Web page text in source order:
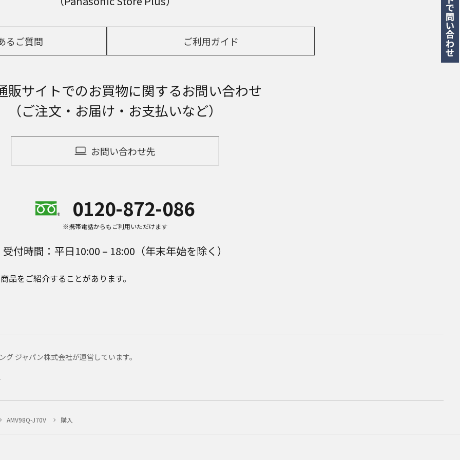
るご質問 ご利用ガイド
販サイトでのお買物に関するお問い合わせ
（ご注文・お届け・お支払いなど）
お問い合わせ先
0120-872-086
※携帯電話からもご利用いただけます
受付時間：平日10:00 – 18:00（年末年始を除く）
品をご紹介することがあります。
ジャパン株式会社が運営しています。
AMV98Q-J70V 購入